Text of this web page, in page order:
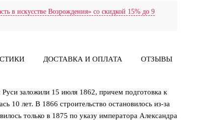
в искусстве Возрождения» со скидкой 15% до 9
ДОСТАВКА И ОПЛАТА ОТЗЫВЫ
заложили 15 июля 1862, причем подготовка к
10 лет. В 1866 строительство остановилось из-за
только в 1875 по указу императора Александра